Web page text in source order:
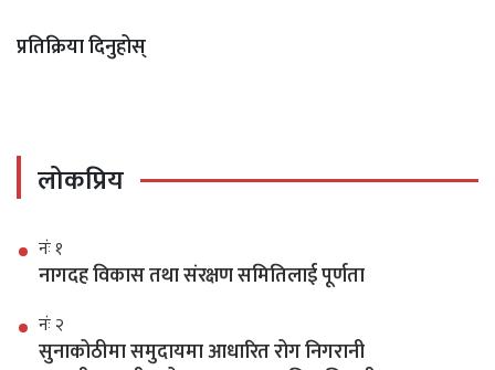
प्रतिक्रिया दिनुहोस्
लोकप्रिय
नंः १
नागदह विकास तथा संरक्षण समितिलाई पूर्णता
नंः २
सुनाकोठीमा समुदायमा आधारित रोग निगरानी